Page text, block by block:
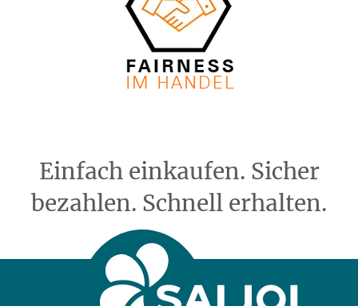
Einfach einkaufen. Sicher
bezahlen. Schnell erhalten.